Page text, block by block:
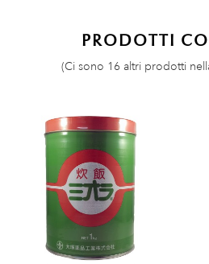
PRODOTTI
(Ci sono 16 altri prodotti